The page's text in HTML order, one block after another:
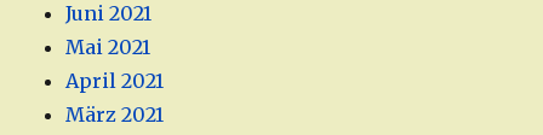
Juni 2021
Mai 2021
April 2021
März 2021